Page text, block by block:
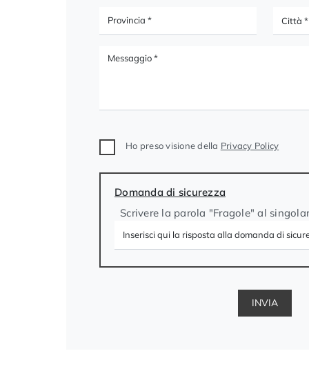
Ho preso visione della Privacy Policy
Domanda di sicurezza
Scrivere la parola "Fragole" al
INVIA